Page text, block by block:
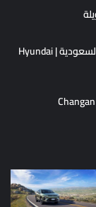
مواصفات وأسعار هيونداي جراند كريتا 2023 في السعودية | Hyundai